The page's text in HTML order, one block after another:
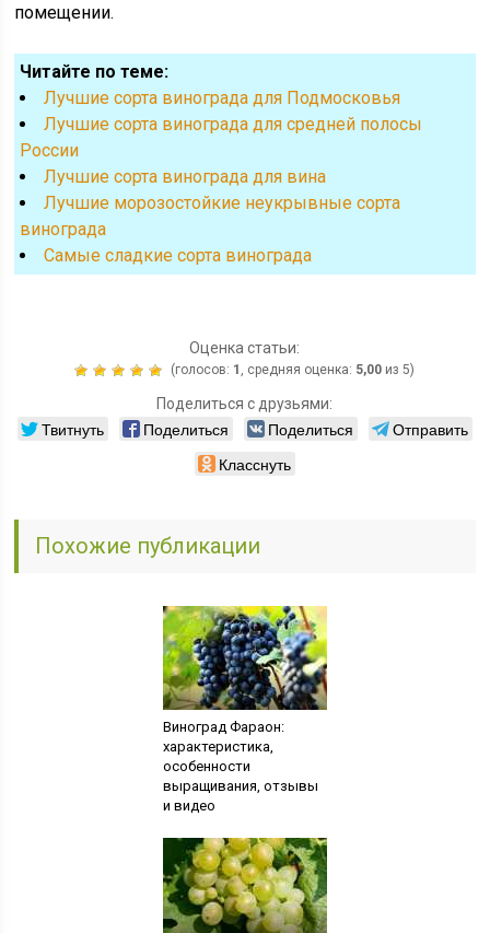
помещении.
Читайте по теме:
Лучшие сорта винограда для Подмосковья
Лучшие сорта винограда для средней полосы
России
Лучшие сорта винограда для вина
Лучшие морозостойкие неукрывные сорта
винограда
Cамые сладкие сорта винограда
Оценка статьи:
(голосов: 1 , средняя оценка: 5,00 из 5)
Поделиться с друзьями:
Твитнуть Поделиться Поделиться
Отправить
Класснуть
Похожие публикации
Виноград Фараон:
характеристика,
особенности
выращивания, отзывы
и видео